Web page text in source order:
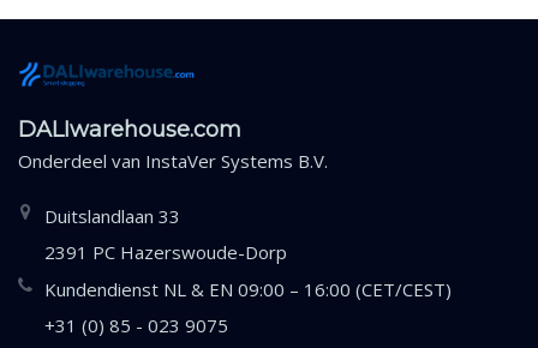
DALIwarehouse.com
Onderdeel van InstaVer Systems B.V.
Duitslandlaan 33
2391 PC Hazerswoude-Dorp
Kundendienst NL & EN 09:00 – 16:00 (CET/CEST)
+31 (0) 85 - 023 9075